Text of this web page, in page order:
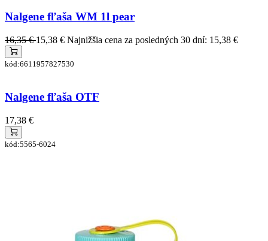
Nalgene fľaša WM 1l pear
16,35 €15,38 € Najnižšia cena za posledných 30 dní: 15,38 €
kód:6611957827530
Nalgene fľaša OTF
17,38 €
kód:5565-6024